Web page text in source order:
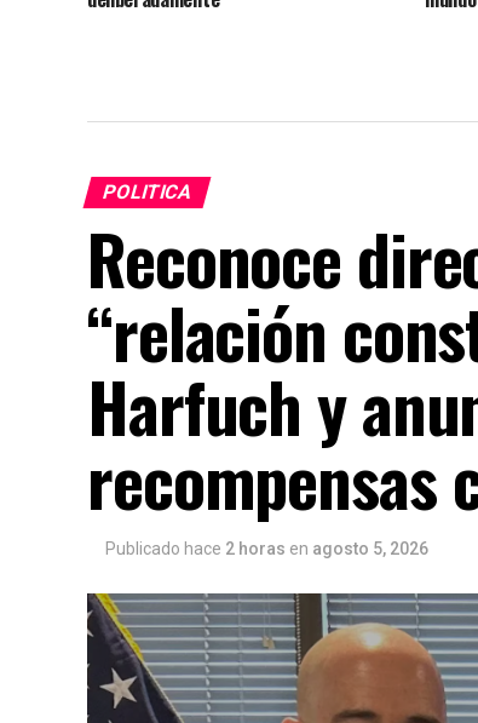
POLITICA
Reconoce
“relación
Harfuch y
recompensas
Publicado hace 2 horas en agosto 5, 2026